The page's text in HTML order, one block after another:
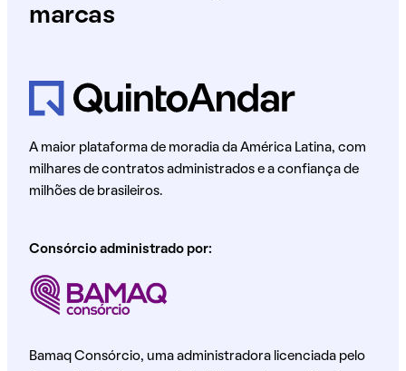
marcas
A maior plataforma de moradia da América Latina, com
milhares de contratos administrados e a confiança de
milhões de brasileiros.
Consórcio administrado por:
Bamaq Consórcio, uma administradora licenciada pelo